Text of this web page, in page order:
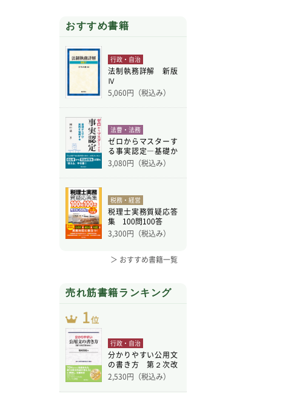
おすすめ書籍
行政・自治
法制執務詳解 新版
Ⅳ
5,060円（税込み）
法曹・法務
ゼロからマスターす
る事実認定―基礎か
ら学
3,080円（税込み）
税務・経営
税理士実務質疑応答
集 100問100答
3,300円（税込み）
＞ おすすめ書籍一覧
売れ筋書籍ランキング
行政・自治
分かりやすい公用文
の書き方 第２次改
訂版
2,530円（税込み）